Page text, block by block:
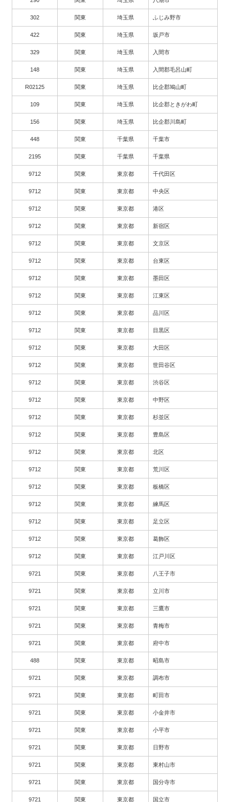
302 関東 埼玉県 ふじみ野市
422 関東 埼玉県 坂戸市
329 関東 埼玉県 入間市
148 関東 埼玉県 入間郡毛呂山町
R02125 関東 埼玉県 比企郡鳩山町
109 関東 埼玉県 比企郡ときがわ町
156 関東 埼玉県 比企郡川島町
448 関東 千葉県 千葉市
2195 関東 千葉県 千葉県
9712 関東 東京都 千代田区
9712 関東 東京都 中央区
9712 関東 東京都 港区
9712 関東 東京都 新宿区
9712 関東 東京都 文京区
9712 関東 東京都 台東区
9712 関東 東京都 墨田区
9712 関東 東京都 江東区
9712 関東 東京都 品川区
9712 関東 東京都 目黒区
9712 関東 東京都 大田区
9712 関東 東京都 世田谷区
9712 関東 東京都 渋谷区
9712 関東 東京都 中野区
9712 関東 東京都 杉並区
9712 関東 東京都 豊島区
9712 関東 東京都 北区
9712 関東 東京都 荒川区
9712 関東 東京都 板橋区
9712 関東 東京都 練馬区
9712 関東 東京都 足立区
9712 関東 東京都 葛飾区
9712 関東 東京都 江戸川区
9721 関東 東京都 八王子市
9721 関東 東京都 立川市
9721 関東 東京都 三鷹市
9721 関東 東京都 青梅市
9721 関東 東京都 府中市
488 関東 東京都 昭島市
9721 関東 東京都 調布市
9721 関東 東京都 町田市
9721 関東 東京都 小金井市
9721 関東 東京都 小平市
9721 関東 東京都 日野市
9721 関東 東京都 東村山市
9721 関東 東京都 国分寺市
9721 関東 東京都 国立市